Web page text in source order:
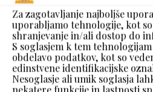
Za zagotavljanje najboljše
uporabljamo tehnologije, kot
shranjevanje in/ali dostop do
S soglasjem k tem
obdelavo podatkov, kot so
edinstvene identifikacijske
Nesoglasje ali umik soglasja
nekatere funkcije in lastnosti
Kategorija:BROŠKA FILIGRAN
Oznake:filigran broška,filigree
Deli z drugimi:
Share